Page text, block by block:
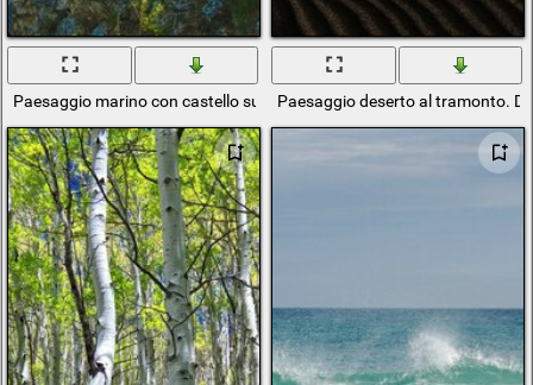
Paesaggio marino con castello sulla rocciaPaesaggio deserto al tramonto.